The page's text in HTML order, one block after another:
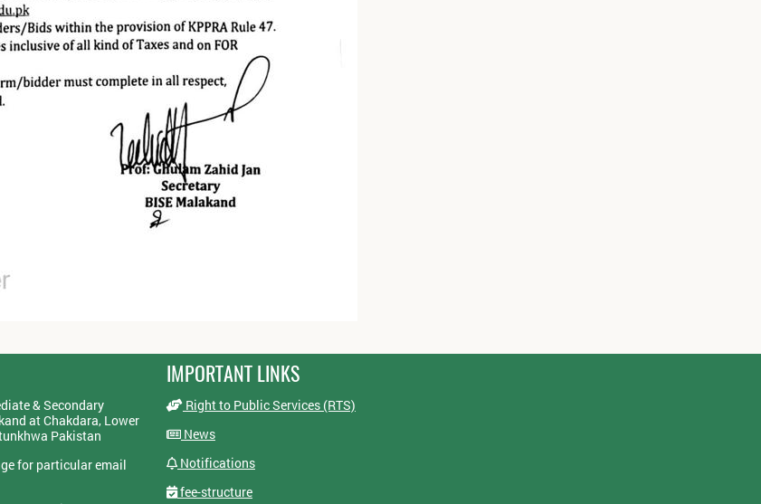
& Secondary
at Chakdara, Lower
Pakistan
for particular email
IMPORTANT LINKS
Right to Public Services (RTS)
News
Notifications
fee-structure